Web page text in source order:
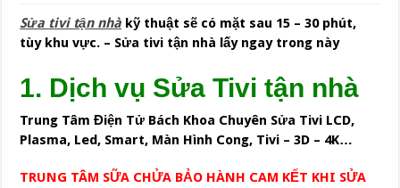
Sửa tivi tận nhà kỹ thuật sẽ có mặt sau 15 – 30 phút,
tùy khu vực. – Sửa tivi tận nhà lấy ngay trong này
1. Dịch vụ Sửa Tivi tận nhà
Trung Tâm Điện Tử Bách Khoa Chuyên Sửa Tivi LCD,
Plasma, Led, Smart, Màn Hình Cong, Tivi – 3D – 4K…
TRUNG TÂM SỮA CHỬA BẢO HÀNH CAM KẾT KHI SỬA